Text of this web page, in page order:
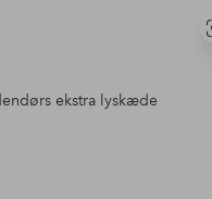
ekstra lyskæde